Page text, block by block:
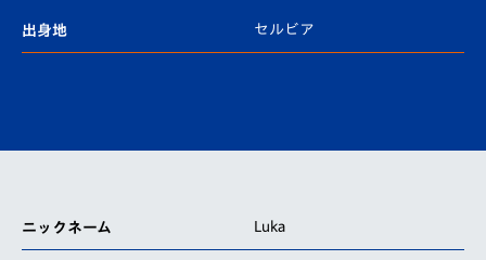
出身地 セルビア
ニックネーム Luka